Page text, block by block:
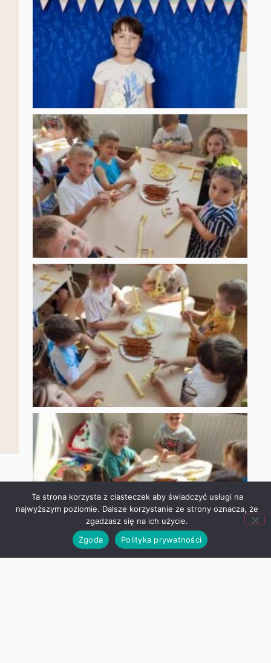
Ta strona korzysta z ciasteczek aby świadczyć usługi na
najwyższym poziomie. Dalsze korzystanie ze strony oznacza,
że zgadzasz się na ich użycie.
Zgoda
Polityka prywatności